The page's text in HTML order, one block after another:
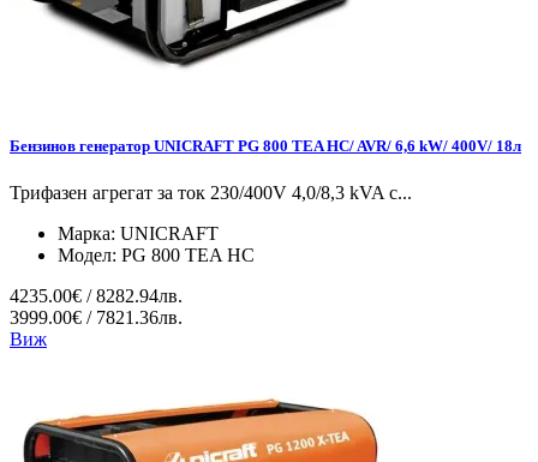
Бензинов генератор UNICRAFT PG 800 TEA HC/ AVR/ 6,6 kW/ 400V/ 18л
Трифазен агрегат за ток 230/400V 4,0/8,3 kVA с...
Марка: UNICRAFT
Модел: PG 800 TEA HC
4235.00€ / 8282.94лв.
3999.00€ / 7821.36лв.
Виж